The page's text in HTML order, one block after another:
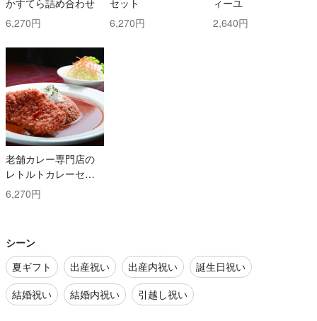
6,270円
6,270円
2,640円
老舗カレー専門店の
レトルトカレーセッ
ト
6,270円
シーン
夏ギフト
出産祝い 出産内祝い
誕生日祝い
結婚祝い
結婚内祝い 引越し祝い